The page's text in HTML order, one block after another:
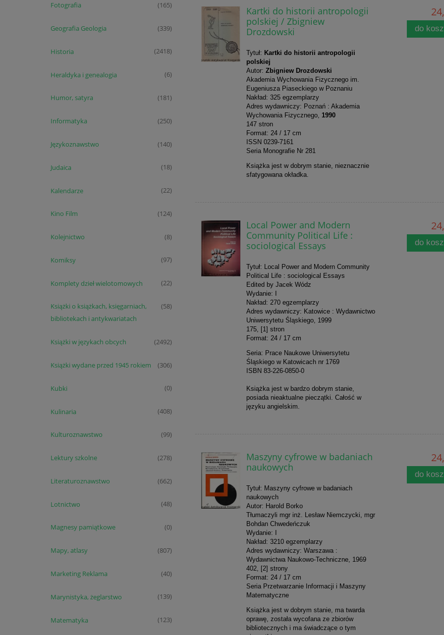
Fotografia (165)
Geografia Geologia (339)
Historia (2418)
Heraldyka i genealogia (6)
Humor, satyra (181)
Informatyka (250)
Językoznawstwo (140)
Judaica (18)
Kalendarze (22)
Kino Film (124)
Kolejnictwo (8)
Komiksy (97)
Komplety dzieł wielotomowych (22)
Książki o książkach, księgarniach,
bibliotekach i antykwariatach
(58)
Książki w językach obcych (2492)
Książki wydane przed 1945 rokiem (306)
Kubki (0)
Kulinaria (408)
Kulturoznawstwo (99)
Lektury szkolne (278)
Literaturoznawstwo (662)
Lotnictwo (48)
Magnesy pamiątkowe (0)
Mapy, atlasy (807)
Marketing Reklama (40)
Marynistyka, żeglarstwo (139)
Matematyka (123)
Kartki do historii antropologii
polskiej / Zbigniew
Drozdowski
Tytuł: Kartki do historii antropologii
polskiej
Autor: Zbigniew Drozdowski
Akademia Wychowania Fizycznego im.
Eugeniusza Piaseckiego w Poznaniu
Nakład: 325 egzemplarzy
Adres wydawniczy: Poznań : Akademia
Wychowania Fizycznego, 1990
147 stron
Format: 24 / 17 cm
ISSN 0239-7161
Seria Monografie Nr 281
Książka jest w dobrym stanie, nieznacznie
sfatygowana okładka.
do
Local Power and Modern
Community Political Life :
sociological Essays
Tytuł: Local Power and Modern Community
Political Life : sociological Essays
Edited by Jacek Wódz
Wydanie: I
Nakład: 270 egzemplarzy
Adres wydawniczy: Katowice : Wydawnictwo
Uniwersytetu Śląskiego, 1999
175, [1] stron
Format: 24 / 17 cm
Seria: Prace Naukowe Uniwersytetu
Śląskiego w Katowicach nr 1769
ISBN 83-226-0850-0
Książka jest w bardzo dobrym stanie,
posiada nieaktualne pieczątki. Całość w
języku angielskim.
do
Maszyny cyfrowe w badaniach
naukowych
Tytuł: Maszyny cyfrowe w badaniach
naukowych
Autor: Harold Borko
Tłumaczyli mgr inż. Lesław Niemczycki, mgr
Bohdan Chwedeńczuk
Wydanie: I
Nakład: 3210 egzemplarzy
Adres wydawniczy: Warszawa :
Wydawnictwa Naukowo-Techniczne, 1969
402, [2] strony
Format: 24 / 17 cm
Seria Przetwarzanie Informacji i Maszyny
Matematyczne
Książka jest w dobrym stanie, ma twarda
oprawę, została wycofana ze zbiorów
bibliotecznych i ma świadczące o tym
do